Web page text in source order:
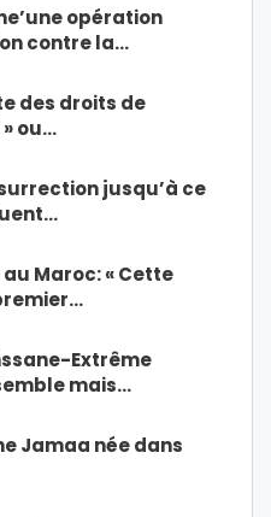
opération
contre la…
des droits de
ou…
jusqu’à ce
Maroc: « Cette
Extrême
mais…
Jamaa née dans